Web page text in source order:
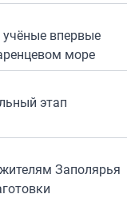
впервые
море
этап
Заполярья